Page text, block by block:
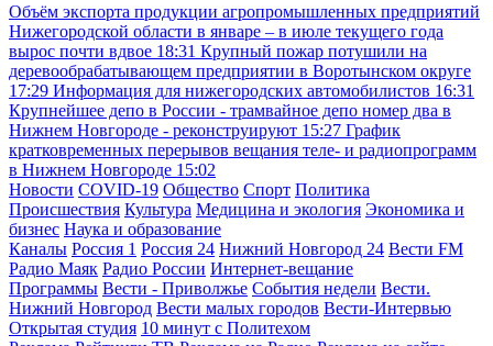
Объём экспорта продукции агропромышленных предприятий
Нижегородской области в январе – в июле текущего года
вырос почти вдвое 18:31 Крупный пожар потушили на
деревообрабатывающем предприятии в Воротынском округе
17:29 Информация для нижегородских автомобилистов 16:31
Крупнейшее депо в России - трамвайное депо номер два в
Нижнем Новгороде - реконструируют 15:27 График
кратковременных перерывов вещания теле- и радиопрограмм
в Нижнем Новгороде 15:02
Новости COVID-19 Общество Спорт Политика
Происшествия Культура Медицина и экология Экономика и
бизнес Наука и образование
Каналы Россия 1 Россия 24 Нижний Новгород 24 Вести FM
Радио Маяк Радио России Интернет-вещание
Программы Вести - Приволжье События недели Вести.
Нижний Новгород Вести малых городов Вести-Интервью
Открытая студия 10 минут с Политехом